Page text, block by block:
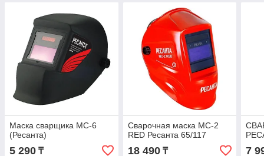
Маска сварщика МС-6
(Ресанта)
5 290 ₸
Сварочная маска МС-2
RED Ресанта 65/117
18 490₸ 7